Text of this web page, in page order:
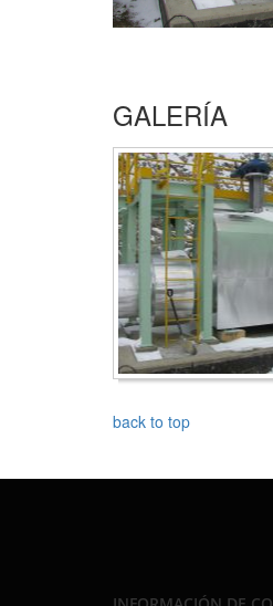
GALERÍA
back to top